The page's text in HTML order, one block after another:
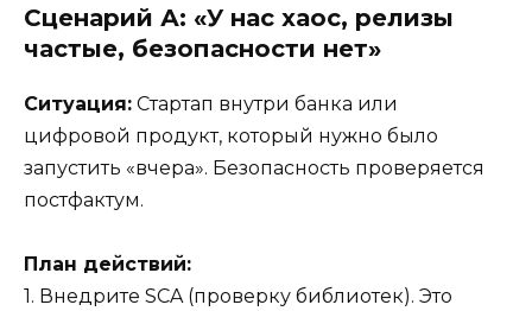
Сценарий А: «У нас хаос, релизы
частые, безопасности нет»
Ситуация: Стартап внутри банка или
цифровой продукт, который нужно было
запустить «вчера». Безопасность проверяется
постфактум.
План действий:
1. Внедрите SCA (проверку библиотек). Это